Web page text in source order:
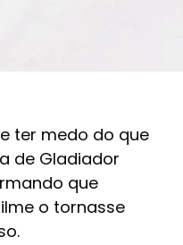
ter medo do que
de Gladiador
que
o tornasse